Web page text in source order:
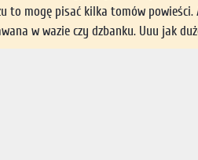
to mogę pisać kilka tomów
w wazie czy dzbanku. Uuu jak